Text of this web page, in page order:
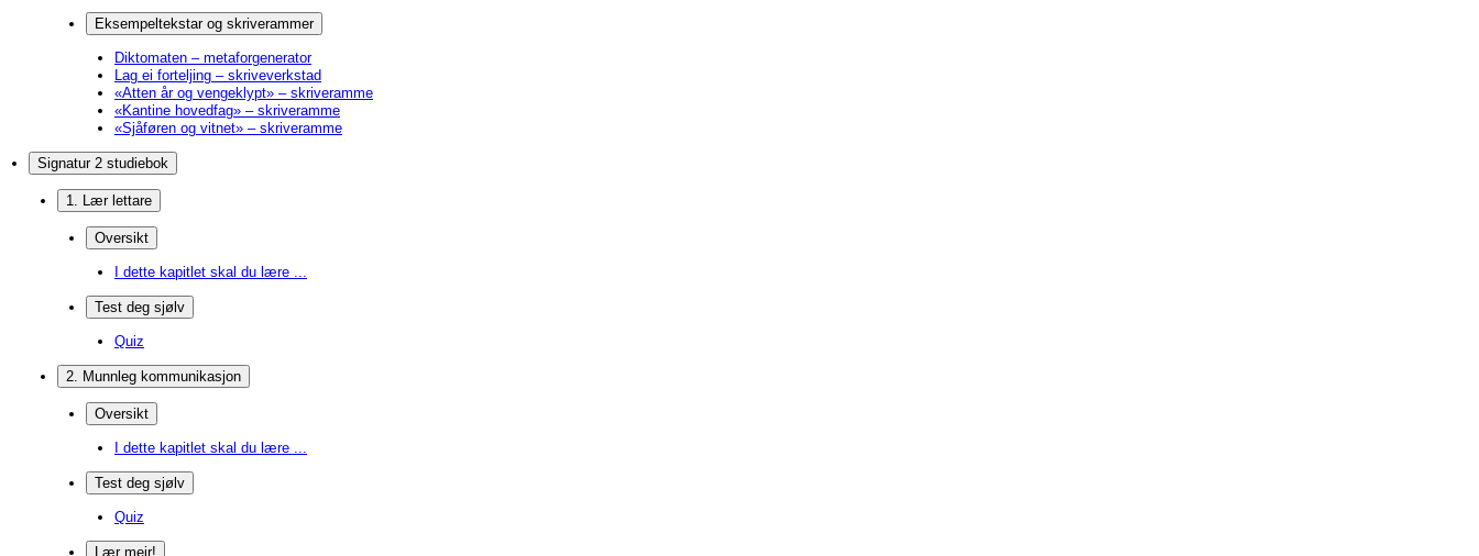
Eksempeltekstar og skriverammer
Diktomaten – metaforgenerator
Lag ei forteljing – skriveverkstad
«Atten år og vengeklypt» – skriveramme
«Kantine hovedfag» – skriveramme
«Sjåføren og vitnet» – skriveramme
Signatur 2 studiebok
1. Lær lettare
Oversikt
I dette kapitlet skal du lære ...
Test deg sjølv
Quiz
2. Munnleg kommunikasjon
Oversikt
I dette kapitlet skal du lære ...
Test deg sjølv
Quiz
Lær meir!